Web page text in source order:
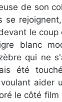
de son
se
le coup
blanc
qui ne
été
aider
le côté film